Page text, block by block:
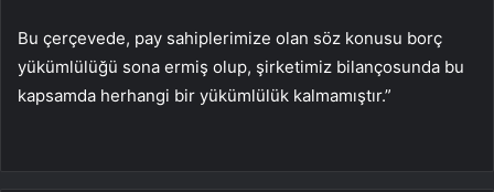
Bu çerçevede, pay sahiplerimize olan söz konusu borç
yükümlülüğü sona ermiş olup, şirketimiz bilançosunda bu
kapsamda herhangi bir yükümlülük kalmamıştır.”